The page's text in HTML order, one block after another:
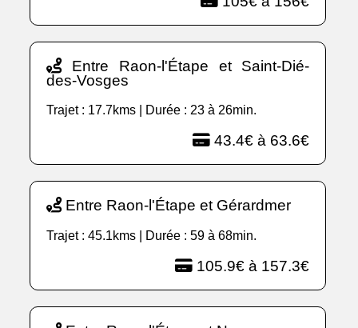
Entre Raon-l'Étape et Saint-Dié-
des-Vosges
Trajet : 17.7kms | Durée : 23 à 26min.
43.4€ à 63.6€
Entre Raon-l'Étape et Gérardmer
Trajet : 45.1kms | Durée : 59 à 68min.
105.9€ à 157.3€